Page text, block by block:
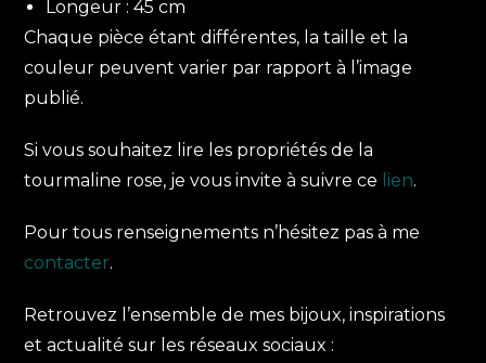
Longeur : 45 cm
Chaque pièce étant différentes, la taille et la
couleur peuvent varier par rapport à l’image
publié.
Si vous souhaitez lire les propriétés de la
tourmaline rose, je vous invite à suivre ce lien.
Pour tous renseignements n’hésitez pas à me
contacter.
Retrouvez l’ensemble de mes bijoux, inspirations
et actualité sur les réseaux sociaux :